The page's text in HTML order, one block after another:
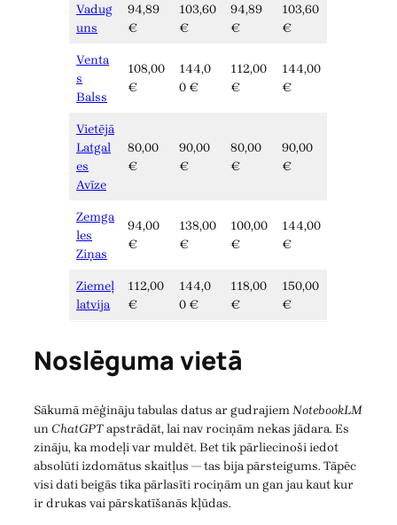
Vadug
uns
94,89
€
103,60
€
94,89
€
103,60
€
Venta
s
Balss
108,00
€
144,0
0 €
112,00
€
144,00
€
Vietējā
Latgal
es
Avīze
80,00
€
90,00
€
80,00
€
90,00
€
Zemga
les
Ziņas
94,00
€
138,00
€
100,00
€
144,00
€
Ziemeļ
latvija
112,00
€
144,0
0 €
118,00
€
150,00
€
Noslēguma vietā
Sākumā mēģināju tabulas datus ar gudrajiemNotebookLM
un ChatGPTapstrādāt, lai nav rociņām nekas jādara. Es
zināju, ka modeļi var muldēt. Bet tik pārliecinoši iedot
absolūti izdomātus skaitļus — tas bija pārsteigums. Tāpēc
visi dati beigās tika pārlasīti rociņām un gan jau kaut kur
ir drukas vai pārskatīšanās kļūdas.